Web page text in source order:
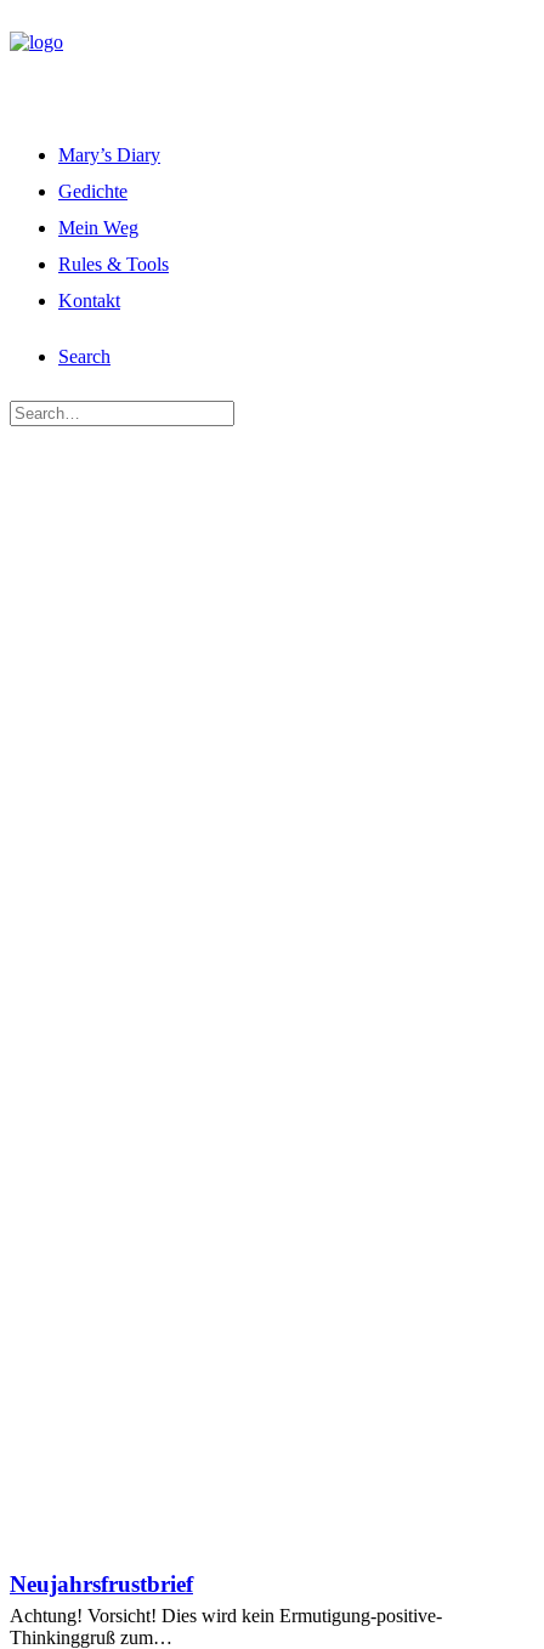
Mary’s Diary
Gedichte
Mein Weg
Rules & Tools
Kontakt
Search
Neujahrsfrustbrief
Achtung! Vorsicht! Dies wird kein Ermutigung-positive-
Thinkinggruß zum…